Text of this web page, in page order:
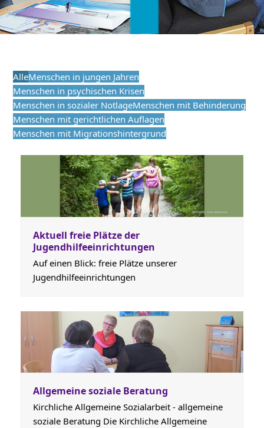
AlleMenschen in jungen Jahren
Menschen in psychischen Krisen
Menschen in sozialer NotlageMenschen mit Behinderung
Menschen mit gerichtlichen Auflagen
Menschen mit Migrationshintergrund
Aktuell freie Plätze der
Jugendhilfeeinrichtungen
Auf einen Blick: freie Plätze unserer
Jugendhilfeeinrichtungen
Allgemeine soziale Beratung
Kirchliche Allgemeine Sozialarbeit - allgemeine
soziale Beratung Die Kirchliche Allgemeine